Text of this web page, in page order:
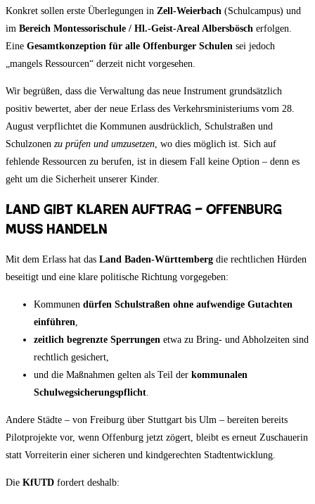
Konkret sollen erste Überlegungen in Zell-Weierbach (Schulcampus) und
im Bereich Montessorischule / Hl.-Geist-Areal Albersbösch erfolgen.
Eine Gesamtkonzeption für alle Offenburger Schulen sei jedoch
„mangels Ressourcen“ derzeit nicht vorgesehen.
Wir begrüßen, dass die Verwaltung das neue Instrument grundsätzlich
positiv bewertet, aber der neue Erlass des Verkehrsministeriums vom 28.
August verpflichtet die Kommunen ausdrücklich, Schulstraßen und
Schulzonen zu prüfen und umzusetzen, wo dies möglich ist. Sich auf
fehlende Ressourcen zu berufen, ist in diesem Fall keine Option – denn es
geht um die Sicherheit unserer Kinder.
Land gibt klaren Auftrag – Offenburg
muss handeln
Mit dem Erlass hat das Land Baden-Württemberg die rechtlichen Hürden
beseitigt und eine klare politische Richtung vorgegeben:
Kommunen dürfen Schulstraßen ohne aufwendige Gutachten
einführen,
zeitlich begrenzte Sperrungen etwa zu Bring- und Abholzeiten sind
rechtlich gesichert,
und die Maßnahmen gelten als Teil der kommunalen
Schulwegsicherungspflicht.
Andere Städte – von Freiburg über Stuttgart bis Ulm – bereiten bereits
Pilotprojekte vor, wenn Offenburg jetzt zögert, bleibt es erneut Zuschauerin
statt Vorreiterin einer sicheren und kindgerechten Stadtentwicklung.
Die KfUTD fordert deshalb: